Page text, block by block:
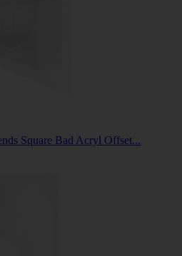
Square Bad Acryl Offset...